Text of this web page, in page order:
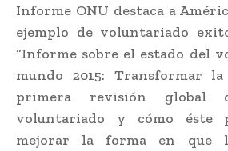
Informe ONU destaca a
ejemplo de voluntariado
“Informe sobre el estado del
mundo 2015: Transformar la
primera revisión global
voluntariado y cómo éste
mejorar la forma en que